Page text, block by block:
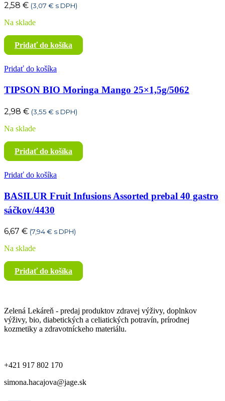
2,58 € (3,07 € s DPH)
Na sklade
Pridať do košíka
Pridať do košíka
TIPSON BIO Moringa Mango 25×1,5g/5062
2,98 € (3,55 € s DPH)
Na sklade
Pridať do košíka
Pridať do košíka
BASILUR Fruit Infusions Assorted prebal 40 gastro
sáčkov/4430
6,67 € (7,94€ s DPH)
Na sklade
Pridať do košíka
Zelená Lekáreň - predaj produktov zdravej výživy, doplnkov
výživy, bio, diabetických a celiatických potravín, prírodnej
kozmetiky a zdravotníckeho materiálu.
+421 917 802 170
simona.hacajova@jage.sk